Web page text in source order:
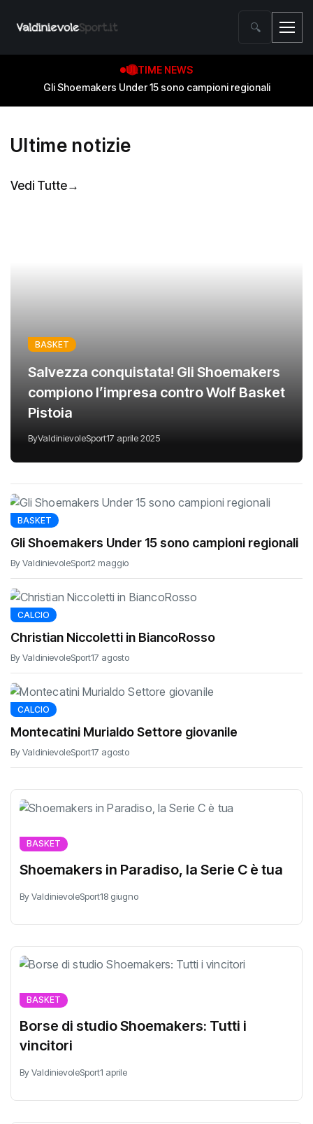
🔍
ULTIME NEWS
Gli Shoemakers Under 15 sono campioni regionali
Ultime notizie
Vedi Tutte→
BASKET
Salvezza conquistata! Gli Shoemakers
compiono l’impresa contro Wolf Basket
Pistoia
ByValdinievoleSport17 aprile 2025
BASKET
Gli Shoemakers Under 15 sono campioni regionali
By ValdinievoleSport2 maggio
CALCIO
Christian Niccoletti in BiancoRosso
By ValdinievoleSport17 agosto
CALCIO
Montecatini Murialdo Settore giovanile
By ValdinievoleSport17 agosto
BASKET
Shoemakers in Paradiso, la Serie C è tua
By ValdinievoleSport18 giugno
BASKET
Borse di studio Shoemakers: Tutti i
vincitori
By ValdinievoleSport1 aprile